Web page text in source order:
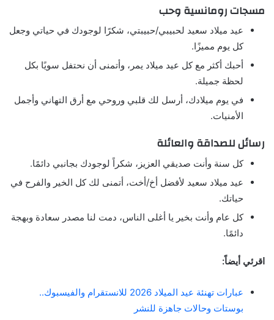
مسجات رومانسية وحب
عيد ميلاد سعيد لحبيبي/حبيبتي، شكرًا لوجودك في حياتي وجعل
كل يوم مميزًا.
أحبك أكثر مع كل عيد ميلاد يمر، وأتمنى أن نحتفل سويًا بكل
لحظة جميلة.
في يوم ميلادك، أرسل لك قلبي وروحي مع أرق التهاني وأجمل
الأمنيات.
رسائل للصداقة والعائلة
كل سنة وأنت صديقي العزيز، شكراً لوجودك بجانبي دائمًا.
عيد ميلاد سعيد لأفضل أخ/أخت، أتمنى لك كل الخير والفرح في
حياتك.
كل عام وأنت بخير يا أغلى الناس، دمت لنا مصدر سعادة وبهجة
دائمًا.
اقرئي أيضاً:
عبارات تهنئة عيد الميلاد 2026 للانستقرام والفيسبوك..
بوستات وحالات جاهزة للنشر